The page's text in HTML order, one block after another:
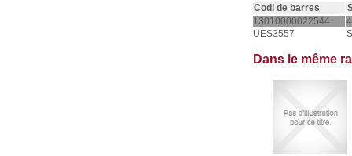
Codi de barres
13010000022544
UES3557
Dans le même